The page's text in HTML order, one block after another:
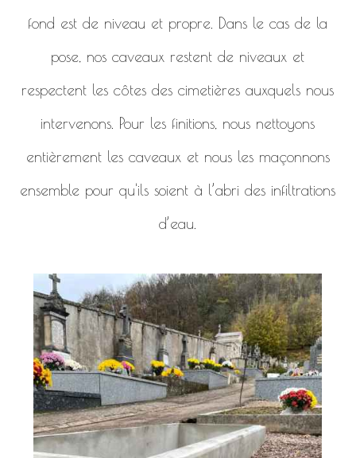
fond est de niveau et propre. Dans le cas de la
pose, nos caveaux restent de niveaux et
respectent les côtes des cimetières auxquels nous
intervenons. Pour les finitions, nous nettoyons
entièrement les caveaux et nous les maçonnons
ensemble pour qu'ils soient à l’abri des infiltrations
d’eau.